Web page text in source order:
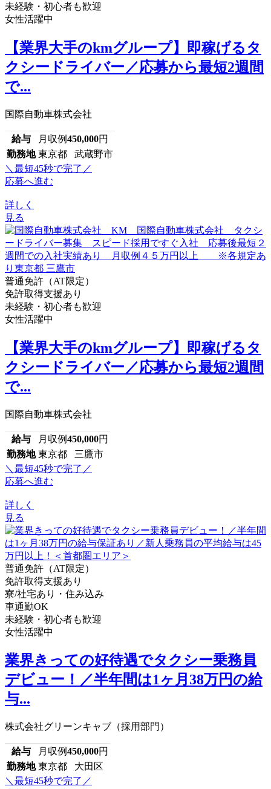
未経験・初心者も歓迎
女性活躍中
【業界大手のkmグループ】即稼げるタ
クシードライバー／応募から最短2週間
で...
国際自動車株式会社
給与 月収例450,000円
勤務地 東京都 武蔵野市
＼最短45秒で完了／
応募へ進む
詳しく
見る
普通免許（AT限定）
免許取得支援あり
未経験・初心者も歓迎
女性活躍中
【業界大手のkmグループ】即稼げるタ
クシードライバー／応募から最短2週間
で...
国際自動車株式会社
給与 月収例450,000円
勤務地 東京都 三鷹市
＼最短45秒で完了／
応募へ進む
詳しく
見る
普通免許（AT限定）
免許取得支援あり
寮/社宅あり・住み込み
車通勤OK
未経験・初心者も歓迎
女性活躍中
業界きっての好待遇でタクシー乗務員
デビュー！／半年間は1ヶ月38万円の給
与...
株式会社グリーンキャブ（採用部門）
給与 月収例450,000円
勤務地 東京都 大田区
＼最短45秒で完了／